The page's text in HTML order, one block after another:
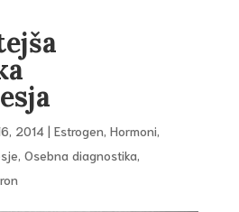
2014| Estrogen, Hormoni,
, Osebna diagnostika,